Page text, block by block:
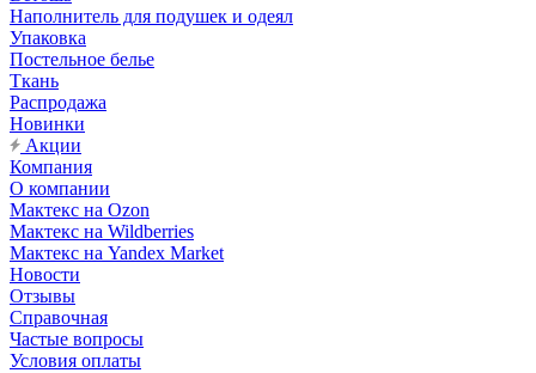
Наполнитель для подушек и одеял
Упаковка
Постельное белье
Ткань
Распродажа
Новинки
Акции
Компания
О компании
Мактекс на Ozon
Мактекс на Wildberries
Мактекс на Yandex Market
Новости
Отзывы
Справочная
Частые вопросы
Условия оплаты